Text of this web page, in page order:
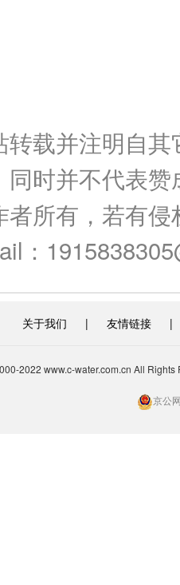
载并注明自
时并不代表
者所有，若有
：
关于我们 | 友情链接 |
2022 www.c-water.com.cn All
京公